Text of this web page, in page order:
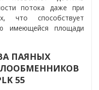
потока даже при
что способствует
имеющейся площади
ПАЯНЫХ
55